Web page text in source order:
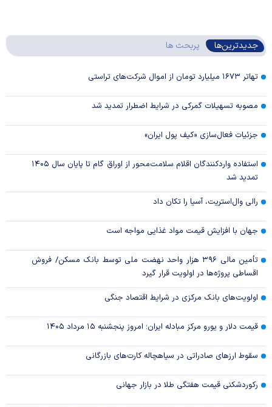
جدیدترین‌ها پربحث ها
تهاتر ۱۶۷۳ میلیارد تومان از اموال شرکت‌های تراستی
مصوبه تسهیلات گمرکی در شرایط اضطرار تمدید شد
جزئیات فعال‌سازی «کیف پول ایران»
استفاده واردکنندگان اقلام سلامت‌محور از اوراق گام تا پایان سال ۱۴۰۵
تمدید شد
رالی وال‌استریت، آسیا را تکان داد
جهان با افزایش قیمت مواد غذایی مواجه است
تأمین مالی ۳۹۶ هزار واحد نهضت ملی توسط بانک مسکن/ فروش
اقساطی پروژه‌ها در اولویت قرار گیرد
اولویت‌های بانک مرکزی در شرایط اقتصاد جنگی
قیمت دلار و یورو مرکز مبادله ایران؛ امروز پنجشنبه ۱۵ مرداد ۱۴۰۵
سقوط ارزهای صادراتی در سیاهچاله کارت‌های بازرگانی
رکوردشکنی قیمت هفتگی طلا در بازار‌ جهانی